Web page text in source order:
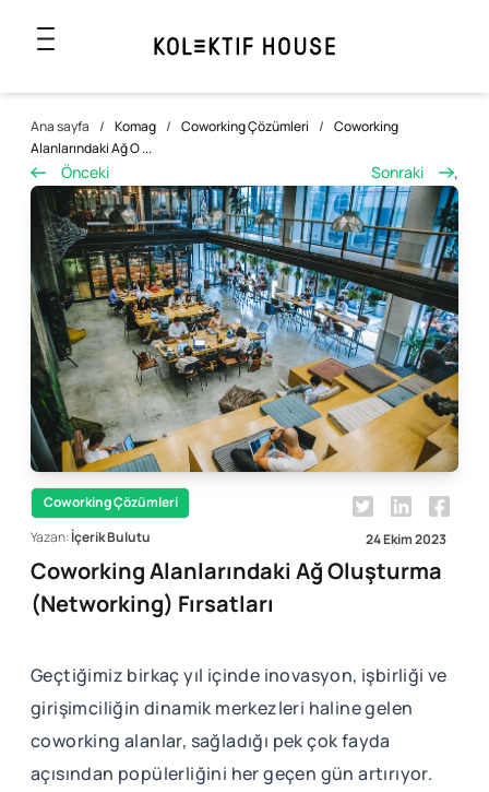
Ana sayfa / Komag / Coworking Çözümleri / Coworking
Alanlarındaki Ağ O ...
Önceki Sonraki ,
Coworking Çözümleri
Yazan:İçerik Bulutu 24 Ekim 2023
Coworking Alanlarındaki Ağ Oluşturma
(Networking) Fırsatları
Geçtiğimiz birkaç yıl içinde inovasyon, işbirliği ve
girişimciliğin dinamik merkezleri haline gelen
coworking alanlar, sağladığı pek çok fayda
açısından popülerliğini her geçen gün artırıyor.